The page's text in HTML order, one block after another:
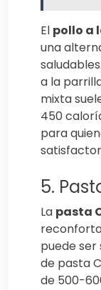
El pollo a
una
a la
mixta
450
para
5.
La pasta
puede
de pasta
de 500-